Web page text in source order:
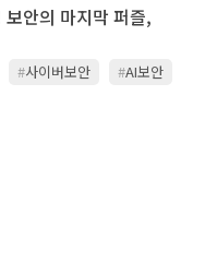
안의 마지막 퍼즐,
#사이버보안 #AI보안